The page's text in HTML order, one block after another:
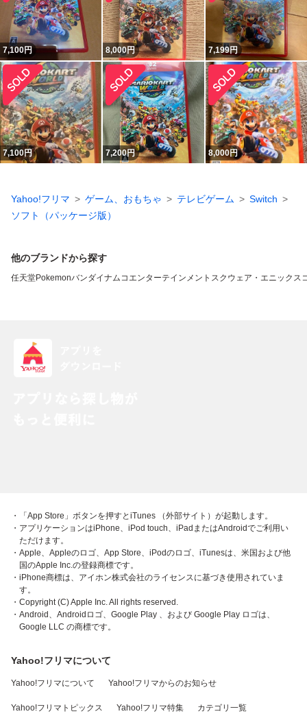
7,100円 8,000円 7,199円
7,100円 7,200円 8,000円
Yahoo!フリマ ゲーム、おもちゃ テレビゲーム
Switch
ソフト（パッケージ版）
他のブランドから探す
任天堂Pokemonバンダイナムコエンターテインメント スクウェア・エニックス
・「App Store」ボタンを押すとiTunes （外部サイト）が起動します。
・アプリケーションはiPhone、iPod touch、iPadまたはAndroidでご利用い
ただけます。
・Apple、Appleのロゴ、App Store、iPodのロゴ、iTunesは、米国および他
国のApple Inc.の登録商標です。
・iPhone商標は、アイホン株式会社のライセンスに基づき使用されていま
す。
・Copyright (C) Apple Inc. All rights reserved.
・Android、Androidロゴ、Google Play 、および Google Play ロゴは、
Google LLC の商標です。
Yahoo!フリマについて
Yahoo!フリマについて Yahoo!フリマからのお知らせ
Yahoo!フリマトピックス Yahoo!フリマ特集 カテゴリ一覧